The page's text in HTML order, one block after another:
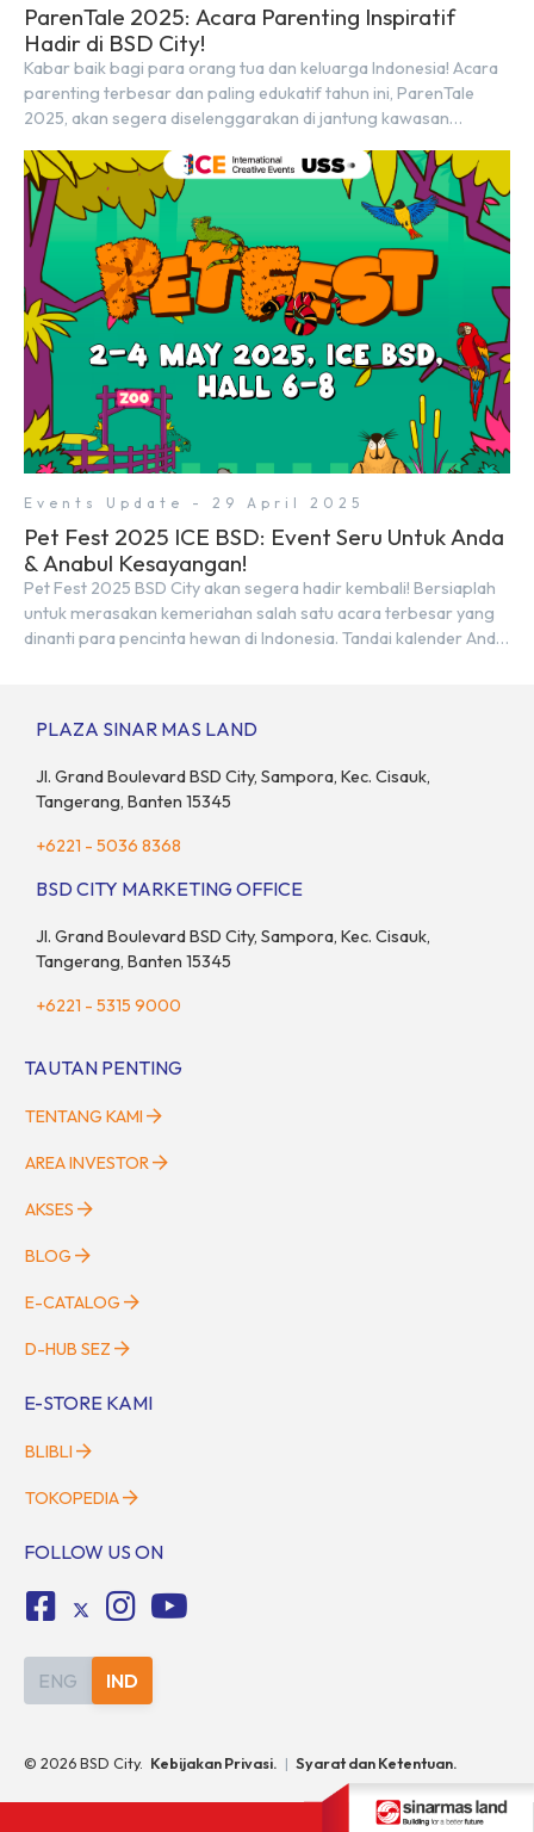
ParenTale 2025: Acara Parenting Inspiratif
Hadir di BSD City!
Kabar baik bagi para orang tua dan keluarga Indonesia! Acara
parenting terbesar dan paling edukatif tahun ini, ParenTale
2025, akan segera diselenggarakan di jantung kawasan
acara ini akan berlangsung selama tiga hari penuh, yaitu pada 2
hingga 4 Mei 2025. Diselenggarakan oleh Parentstory dan […]
Events Update - 29 April 2025
Pet Fest 2025 ICE BSD: Event Seru Untuk Anda
& Anabul Kesayangan!
Pet Fest 2025 BSD City akan segera hadir kembali! Bersiaplah
untuk merasakan kemeriahan salah satu acara terbesar yang
dinanti para pencinta hewan di Indonesia. Tandai kalender Anda
PLAZA SINAR MAS LAND
Jl. Grand Boulevard BSD City, Sampora, Kec. Cisauk,
Tangerang, Banten 15345
+6221 - 5036 8368
BSD CITY MARKETING OFFICE
Jl. Grand Boulevard BSD City, Sampora, Kec. Cisauk,
Tangerang, Banten 15345
+6221 - 5315 9000
TAUTAN PENTING
TENTANG KAMI
AREA INVESTOR
AKSES
BLOG
E-CATALOG
D-HUB SEZ
E-STORE KAMI
BLIBLI
TOKOPEDIA
FOLLOW US ON
ENG IND
© 2026BSD City. Kebijakan Privasi. | Syarat dan Ketentuan.